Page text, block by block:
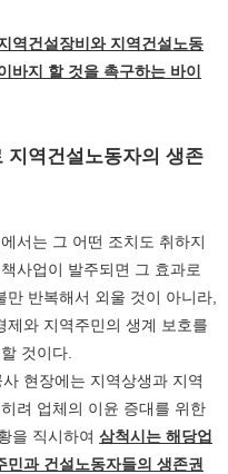
역건설장비와 지역건설노동
바지 할 것을 촉구하는 바이
지역건설노동자의 생존
서는 그 어떤 조치도 취하지
사업이 발주되면 그 효과로
반복해서 외울 것이 아니라,
제와 지역주민의 생계 보호를
것이다.
현장에는 지역상생과 지역
려 업체의 이윤 증대를 위한
을 직시하여 삼척시는 해당업
과 건설노동자들의 생존권